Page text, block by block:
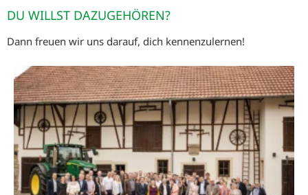
DU WILLST DAZUGEHÖREN?
Dann freuen wir uns darauf, dich kennenzulernen!